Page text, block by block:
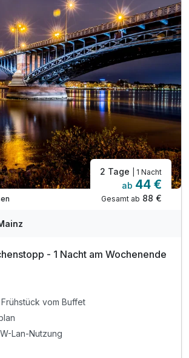
2 Tage | 1 Nacht
ab 44 €
Gesamt ab 88 €
- 1 Nacht am Wochenende
vom Buffet
Lan-Nutzung